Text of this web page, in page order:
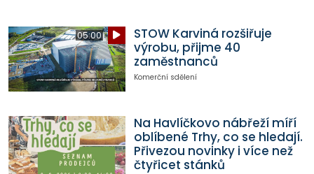
05:00
STOW Karviná rozšiřuje
výrobu, přijme 40
zaměstnanců
Komerční sdělení
Na Havlíčkovo nábřeží míří
oblíbené Trhy, co se hledají.
Přivezou novinky i více než
čtyřicet stánků